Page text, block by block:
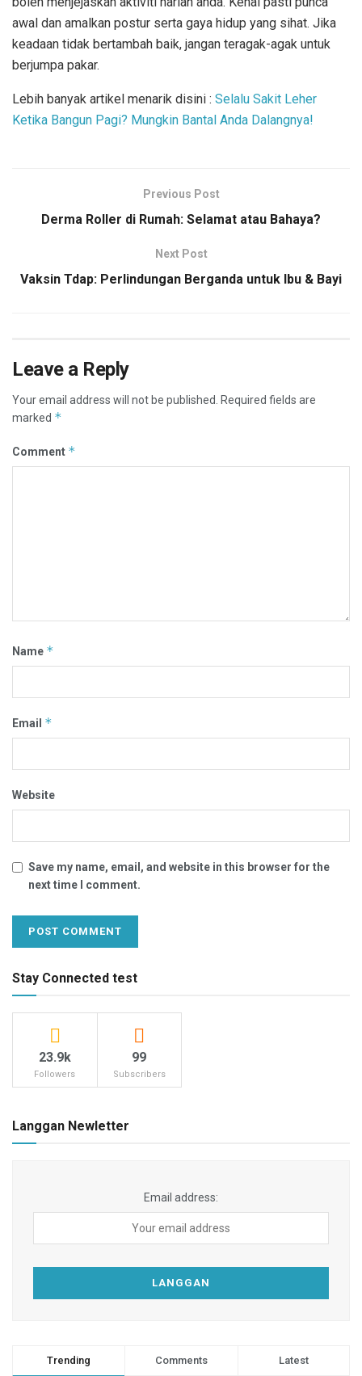
awal dan amalkan postur serta gaya hidup yang sihat. Jika
keadaan tidak bertambah baik, jangan teragak-agak untuk
berjumpa pakar.
Lebih banyak artikel menarik disini : Selalu Sakit Leher
Ketika Bangun Pagi? Mungkin Bantal Anda Dalangnya!
Previous Post
Derma Roller di Rumah: Selamat atau Bahaya?
Next Post
Vaksin Tdap: Perlindungan Berganda untuk Ibu & Bayi
Leave a Reply
Your email address will not be published. Required fields are
marked *
Comment *
Name *
Email *
Website
Save my name, email, and website in this browser for the
next time I comment.
Stay Connected test
23.9k
Followers
99
Subscribers
Langgan Newletter
Email address:
Trending Comments Latest